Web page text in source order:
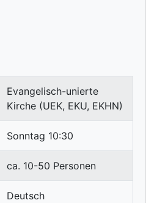
Evangelisch-unierte
Kirche (UEK, EKU, EKHN)
Sonntag 10:30
ca. 10-50 Personen
Deutsch